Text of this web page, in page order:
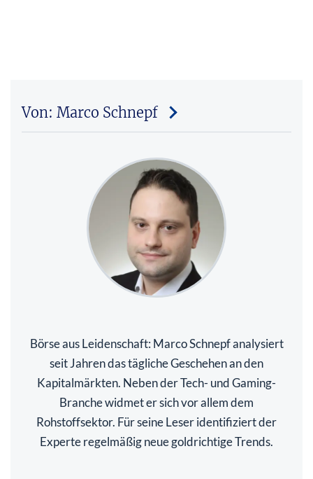
Von: Marco Schnepf
Börse aus Leidenschaft: Marco Schnepf analysiert
seit Jahren das tägliche Geschehen an den
Kapitalmärkten. Neben der Tech- und Gaming-
Branche widmet er sich vor allem dem
Rohstoffsektor. Für seine Leser identifiziert der
Experte regelmäßig neue goldrichtige Trends.